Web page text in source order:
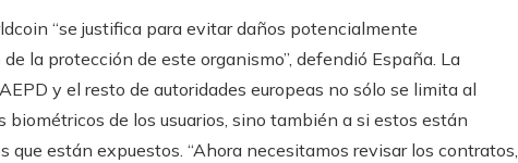
“se justifica para evitar daños potencialmente
la protección de este organismo”, defendió España. La
y el resto de autoridades europeas no sólo se limita al
de los usuarios, sino también a si estos están
están expuestos. “Ahora necesitamos revisar los contratos,